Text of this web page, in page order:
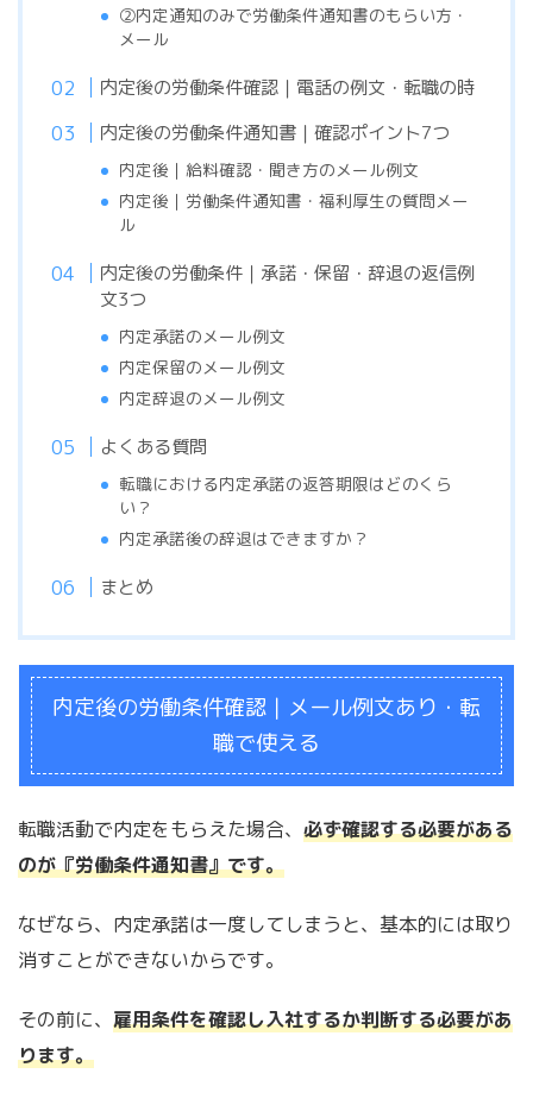
②内定通知のみで労働条件通知書のもらい方・
メール
内定後の労働条件確認｜電話の例文・転職の時
内定後の労働条件通知書｜確認ポイント7つ
内定後｜給料確認・聞き方のメール例文
内定後｜労働条件通知書・福利厚生の質問メー
ル
内定後の労働条件｜承諾・保留・辞退の返信例
文3つ
内定承諾のメール例文
内定保留のメール例文
内定辞退のメール例文
よくある質問
転職における内定承諾の返答期限はどのくら
い？
内定承諾後の辞退はできますか？
まとめ
内定後の労働条件確認｜メール例文あり・転
職で使える
転職活動で内定をもらえた場合、 必ず確認する必要がある
のが『労働条件通知書』です。
なぜなら、内定承諾は一度してしまうと、基本的には取り
消すことができないからです。
その前に、 雇用条件を確認し入社するか判断する必要があ
ります。